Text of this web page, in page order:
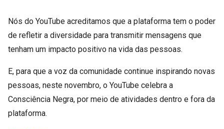
Nós do YouTube acreditamos que a plataforma tem o poder
de refletir a diversidade para transmitir mensagens que
tenham um impacto positivo na vida das pessoas.
E, para que a voz da comunidade continue inspirando novas
pessoas, neste novembro, o YouTube celebra a
Consciência Negra, por meio de atividades dentro e fora da
plataforma.